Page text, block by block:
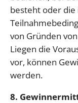
besteht oder die
von Gründen
Liegen die
vor, können
werden.
8.